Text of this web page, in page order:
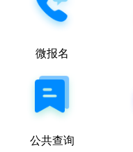
微报名
公共查询